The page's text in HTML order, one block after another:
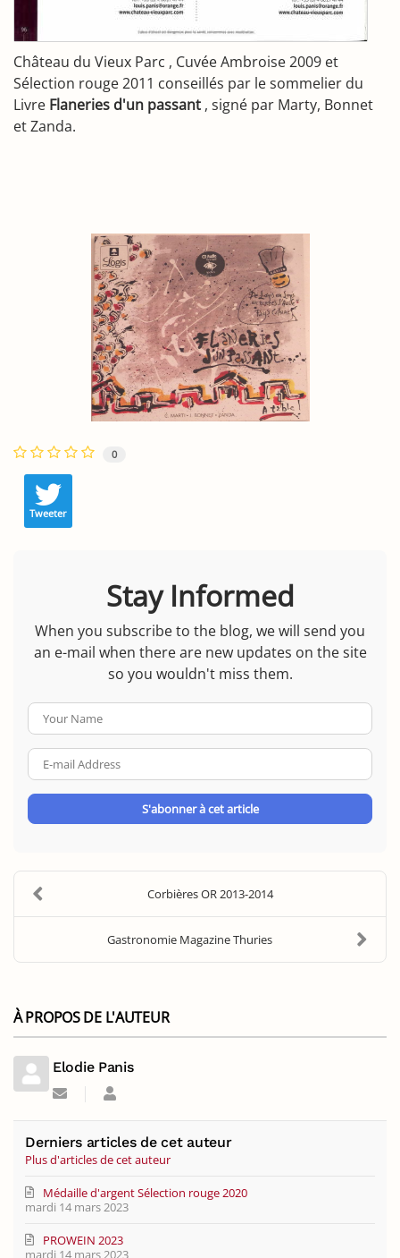
Château du Vieux Parc , Cuvée Ambroise 2009 et
Sélection rouge 2011 conseillés par le sommelier du
Livre Flaneries d'un passant , signé par Marty, Bonnet
et Zanda.
0
Tweeter
Stay Informed
When you subscribe to the blog, we will send you
an e-mail when there are new updates on the site
so you wouldn't miss them.
Name
mail
Address
S'abonner à cet article
Corbières OR 2013-2014
Gastronomie Magazine Thuries
À PROPOS DE L'AUTEUR
Elodie Panis
Suivre
blogueur
Elodie
Derniers articles de cet auteur
Plus d'articles de cet auteur
mardi 14 mars 2023
Médaille d'argent Sélection rouge 2020
mardi 14 mars 2023
PROWEIN 2023